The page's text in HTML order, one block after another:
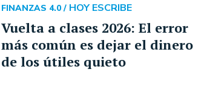
Vuelta a clases 2026: El error
más común es dejar el dinero
de los útiles quieto
FINANZAS 4.0 / HOY ESCRIBE